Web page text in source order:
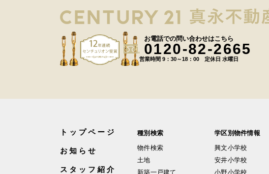
お電話での問い合わせはこちら
0120-82-2665
営業時間 9：30～18：00 定休日 水曜日
トップページ
お知らせ
スタッフ紹介
種別検索
物件検索
土地
新築一戸建て
学区別物件情報
興文小学校
安井小学校
小野小学校